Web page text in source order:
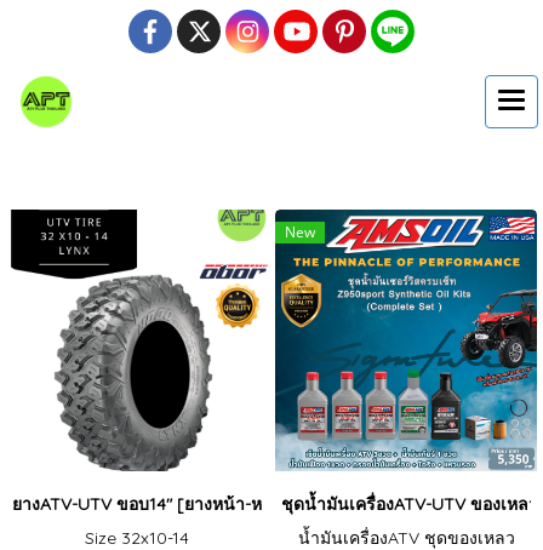
ยางATV-UTV ขอบ14" [ยางหน้า-หลัง]
Size 32x10-14
New
ชุดน้ำมันเครื่องATV-UTV ของเหล
น้ำมันเครื่องATV ชุดของเหลว